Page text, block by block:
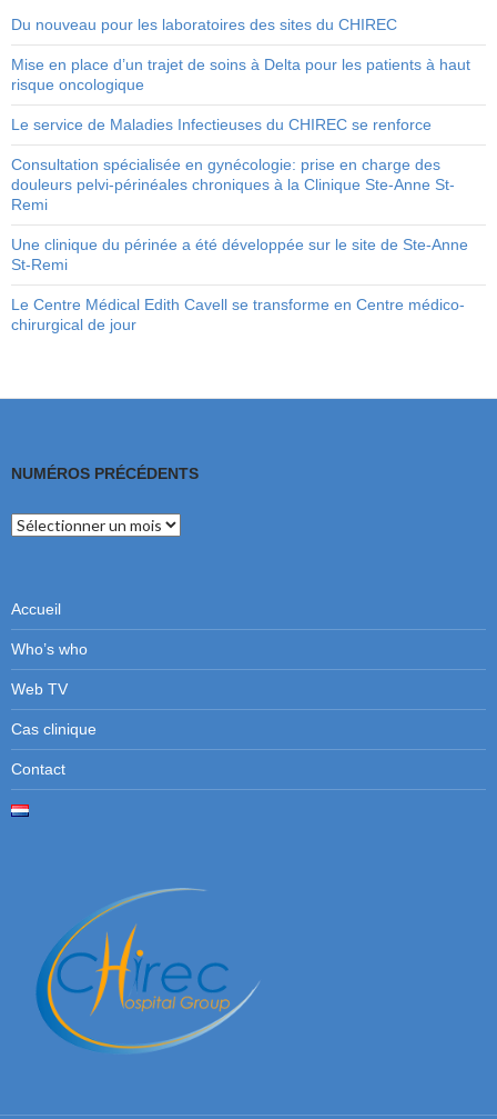
Du nouveau pour les laboratoires des sites du CHIREC
Mise en place d’un trajet de soins à Delta pour les patients à haut
risque oncologique
Le service de Maladies Infectieuses du CHIREC se renforce
Consultation spécialisée en gynécologie: prise en charge des
douleurs pelvi-périnéales chroniques à la Clinique Ste-Anne St-
Remi
Une clinique du périnée a été développée sur le site de Ste-Anne
St-Remi
Le Centre Médical Edith Cavell se transforme en Centre médico-
chirurgical de jour
NUMÉROS PRÉCÉDENTS
Numéros
précédents
Accueil
Who’s who
Web TV
Cas clinique
Contact